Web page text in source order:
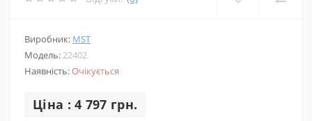
Виробник: MST
Модель:22402
Наявність:Очікується
Ціна : 4 797 грн.